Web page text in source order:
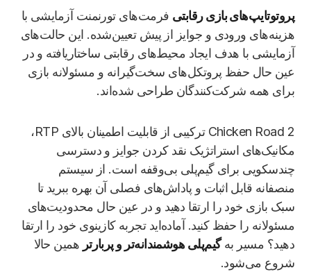
پروتوتایپ‌های بازی رقابتی فرمت‌های تورنمنت آزمایشی با
هزینه‌های ورودی و جوایز از پیش تعیین‌شده. این حالت‌های
آزمایشی با هدف ایجاد محیط‌های رقابتی ساختاریافته و در
عین حال حفظ پروتکل‌های سخت‌گیرانه و مسئولانه بازی
برای همه شرکت‌کنندگان طراحی شده‌اند.
Chicken Road 2 ترکیبی از قابلیت اطمینان بالای RTP،
مکانیک‌های استراتژیک نقد کردن جوایز و دسترسی
چندسکویی برای گیم‌پلی بی‌وقفه است. از سیستم
منصفانه قابل اثبات و پاداش‌های فصلی آن بهره ببرید تا
سبک بازی خود را ارتقا دهید و در عین حال محدودیت‌های
مسئولانه را حفظ کنید. آماده‌اید تجربه کازینوی خود را ارتقا
دهید؟ مسیر بهگیم‌پلی هوشمندانه‌تر و پربارتر همین حالا
شروع می‌شود.